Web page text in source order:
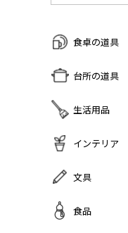
食卓の道具
すべての商品を
丼・小鉢
グラス・タンブ
トレイ・コース
台所の道具
すべての商品
鍋・フライパン
調理器具
保存容器
生活用品
すべての商品を
美容ケア
インテリア
すべての商品を
香・ろうそく
文具
すべての商品
食品